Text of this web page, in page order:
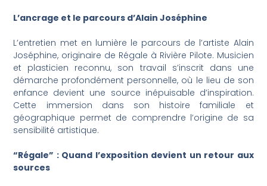
L’ancrage et le parcours d’Alain Joséphine
L’entretien met en lumière le parcours de l’artiste Alain
Joséphine, originaire de Régale à Rivière Pilote. Musicien
et plasticien reconnu, son travail s’inscrit dans une
démarche profondément personnelle, où le lieu de son
enfance devient une source inépuisable d’inspiration.
Cette immersion dans son histoire familiale et
géographique permet de comprendre l’origine de sa
sensibilité artistique.
“Régale” : Quand l’exposition devient un retour aux
sources